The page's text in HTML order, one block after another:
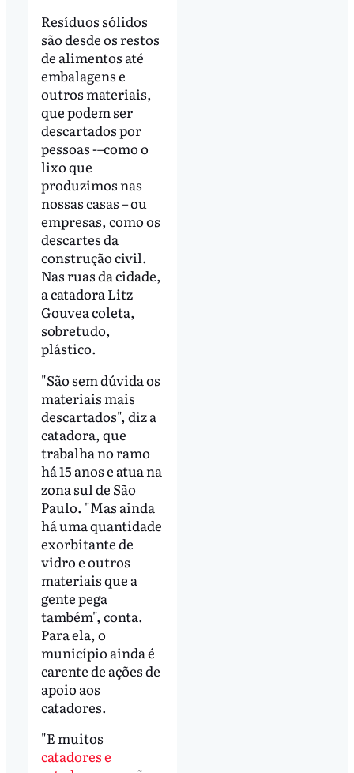
Resíduos sólidos
são desde os restos
de alimentos até
embalagens e
outros materiais,
que podem ser
descartados por
pessoas -–como o
lixo que
produzimos nas
nossas casas – ou
empresas, como os
descartes da
construção civil.
Nas ruas da cidade,
a catadora Litz
Gouvea coleta,
sobretudo,
plástico.
"São sem dúvida os
materiais mais
descartados", diz a
catadora, que
trabalha no ramo
há 15 anos e atua na
zona sul de São
Paulo. "Mas ainda
há uma quantidade
exorbitante de
vidro e outros
materiais que a
gente pega
também", conta.
Para ela, o
município ainda é
carente de ações de
apoio aos
catadores.
"E muitos
catadores e